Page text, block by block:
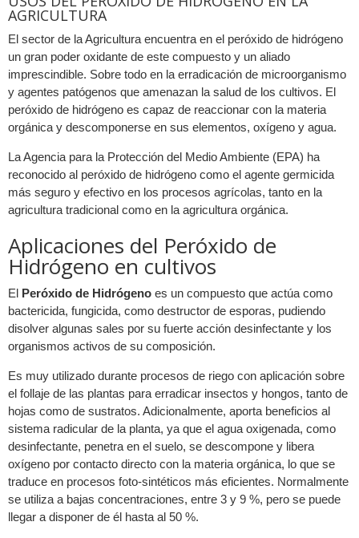
AGRICULTURA
El sector de la Agricultura encuentra en el peróxido de hidrógeno
un gran poder oxidante de este compuesto y un aliado
imprescindible. Sobre todo en la erradicación de microorganismo
y agentes patógenos que amenazan la salud de los cultivos. El
peróxido de hidrógeno es capaz de reaccionar con la materia
orgánica y descomponerse en sus elementos, oxígeno y agua.
La Agencia para la Protección del Medio Ambiente (EPA) ha
reconocido al peróxido de hidrógeno como el agente germicida
más seguro y efectivo en los procesos agrícolas, tanto en la
agricultura tradicional como en la agricultura orgánica.
Aplicaciones del Peróxido de
Hidrógeno en cultivos
El Peróxido de Hidrógeno es un compuesto que actúa como
bactericida, fungicida, como destructor de esporas, pudiendo
disolver algunas sales por su fuerte acción desinfectante y los
organismos activos de su composición.
Es muy utilizado durante procesos de riego con aplicación sobre
el follaje de las plantas para erradicar insectos y hongos, tanto de
hojas como de sustratos. Adicionalmente, aporta beneficios al
sistema radicular de la planta, ya que el agua oxigenada, como
desinfectante, penetra en el suelo, se descompone y libera
oxígeno por contacto directo con la materia orgánica, lo que se
traduce en procesos foto-sintéticos más eficientes. Normalmente
se utiliza a bajas concentraciones, entre 3 y 9 %, pero se puede
llegar a disponer de él hasta al 50 %.